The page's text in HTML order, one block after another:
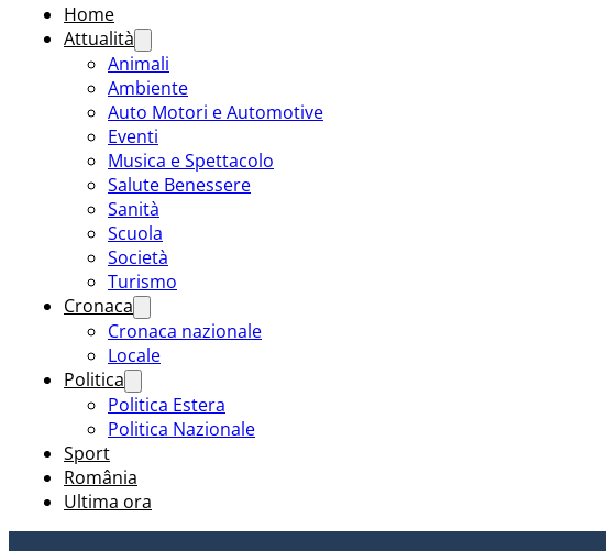
Home
Attualità
Animali
Ambiente
Auto Motori e Automotive
Eventi
Musica e Spettacolo
Salute Benessere
Sanità
Scuola
Società
Turismo
Cronaca
Cronaca nazionale
Locale
Politica
Politica Estera
Politica Nazionale
Sport
România
Ultima ora